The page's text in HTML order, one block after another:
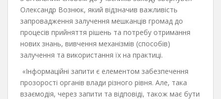
Олександр Вознюк, який відзначив важливість
запровадження залучення мешканців громад до
процесів прийняття рішень та потребу отримання
нових знань, вивчення механізмів (способів)
залучення та використання їх на практиці.
«Інформаційні запити є елементом забезпечення
прозорості органів влади різного рівня. Але, така
взаємодія, через запити та відповіді, також має бути